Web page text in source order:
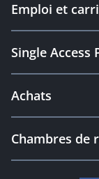
Emploi et
Single Access
Achats
Chambres de